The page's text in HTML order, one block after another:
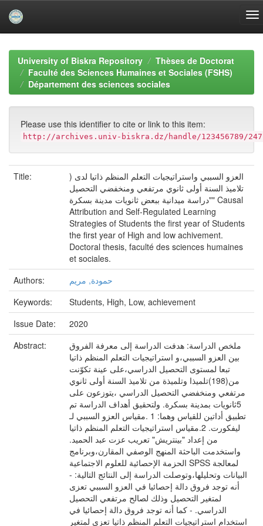
navigationUniversity of Biskra Repository
Thèses de Doctorat
Faculté des Sciences Humaines et Sociales (FSHS)
Département des sciences sociales
Please use this identifier to cite or link to this item:
http://archives.univ-biskra.dz/handle/123456789/
Title:
) العزو السببي واستراتيجيات التعلم المنظم ذاتيا لدى
تلاميذ السنة أولى ثانوي مرتفعي ومنخفضي التحصيل
"دراسة ميدانية ببعض ثانويات مدينة بسكرة" Causal
Attribution and Self-Regulated Learning
Strategies of Students the first year of Students
the first year of High and low achivement.
Doctoral thesis, faculté des sciences humaines
et sociales.
Authors:
حمودة, مريم
Keywords:
Students, High, Low, achievement
Issue Date:
2020
Abstract:
ملخص الدراسة: هدفت الدراسة إلى معرفة الفروق
بين العزو السببي،و استراتيجيات التعلم المنظم ذاتيا
تبعا لمستوى التحصيل الدراسي،على عينة تكوّنت
من(198)تلميذا وتلميذة من تلاميذ السنة أولى ثانوي
مرتفعي ومنخفضي التحصيل الدراسي ،يتوزعون على
5ثانويات بمدينة بسكرة. ولتحقيق أهداف الدراسة تم
تطبيق أداتين للقياس وهما: 1 .مقياس العزو السببي لـ
ليفكورت. 2.مقياس استراتيجيات التعلم المنظم ذاتيا
من إعداد "بينتريش" تعريب عزت عبد الحميد.
واستخدمت الباحثة المنهج الوصفي المقارن،وبرنامج
الحزمة الإحصائية للعلوم الاجتماعية SPSS لمعالجة
البيانات وتحليلها،وتوصلت الدراسة إلى النتائج التالية: -
أنه توجد فروق دالة إحصائيا في العزو السببي تعزى
لمتغير التحصيل وذلك لصالح مرتفعي التحصيل
الدراسي. - كما أنه توجد فروق دالة إحصائيا في
استخدام استراتيجيات التعلم المنظم ذاتيا تعزى لمتغير